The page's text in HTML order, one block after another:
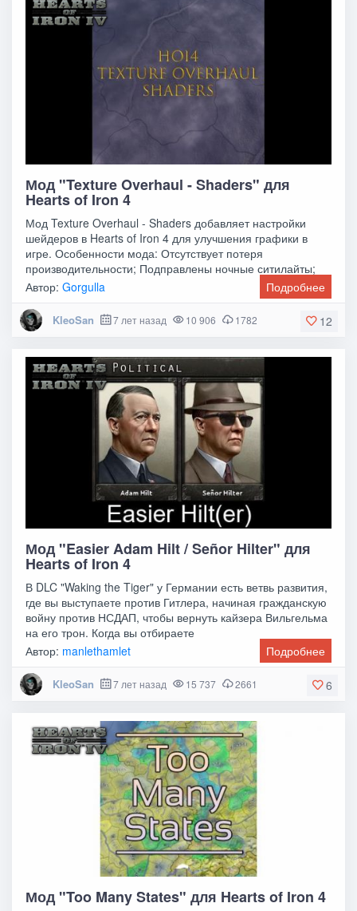
Мод "Texture Overhaul - Shaders" для
Hearts of Iron 4
Мод Texture Overhaul - Shaders добавляет настройки
шейдеров в Hearts of Iron 4 для улучшения графики в
игре. Особенности мода: Отсутствует потеря
производительности; Подправлены ночные ситилайты;
Автор:Gorgulla Подробнее
12
KleoSan 7 лет назад 10 906 1782
Мод "Easier Adam Hilt / Señor Hilter" для
Hearts of Iron 4
В DLC "Waking the Tiger" у Германии есть ветвь развития,
где вы выступаете против Гитлера, начиная гражданскую
войну против НСДАП, чтобы вернуть кайзера Вильгельма
на его трон. Когда вы отбираете
Автор: manlethamlet Подробнее
6
KleoSan 7 лет назад 15 737 2661
Мод "Too Many States" для Hearts of Iron 4